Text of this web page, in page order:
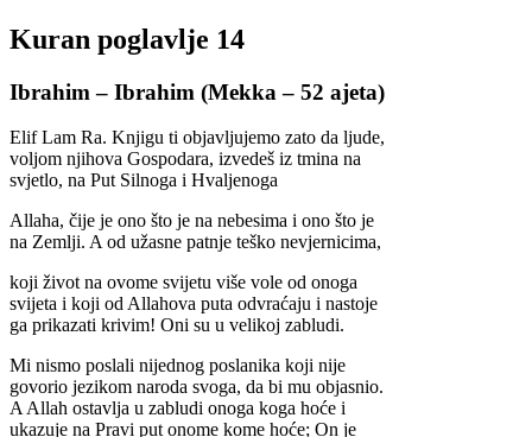
Kuran poglavlje 14
Ibrahim – Ibrahim (Mekka – 52 ajeta)
Elif Lam Ra. Knjigu ti objavljujemo zato da ljude,
voljom njihova Gospodara, izvedeš iz tmina na
svjetlo, na Put Silnoga i Hvaljenoga
Allaha, čije je ono što je na nebesima i ono što je
na Zemlji. A od užasne patnje teško nevjernicima,
koji život na ovome svijetu više vole od onoga
svijeta i koji od Allahova puta odvraćaju i nastoje
ga prikazati krivim! Oni su u velikoj zabludi.
Mi nismo poslali nijednog poslanika koji nije
govorio jezikom naroda svoga, da bi mu objasnio.
A Allah ostavlja u zabludi onoga koga hoće i
ukazuje na Pravi put onome kome hoće; On je